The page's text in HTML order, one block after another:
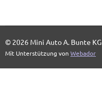
© 2026 Mini Auto A. Bunte KG
Mit Unterstützung von Webador